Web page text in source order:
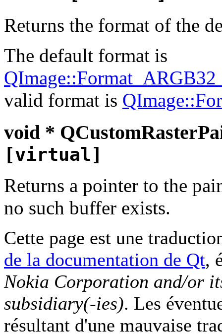
Returns the format of the
The default format is
valid format is
void *
[virtual]
Returns a pointer to the
no such buffer exists.
Cette page est une
de la documentation de Qt,
Nokia Corporation and/or
subsidiary(-ies). Les
résultant d'une mauvaise